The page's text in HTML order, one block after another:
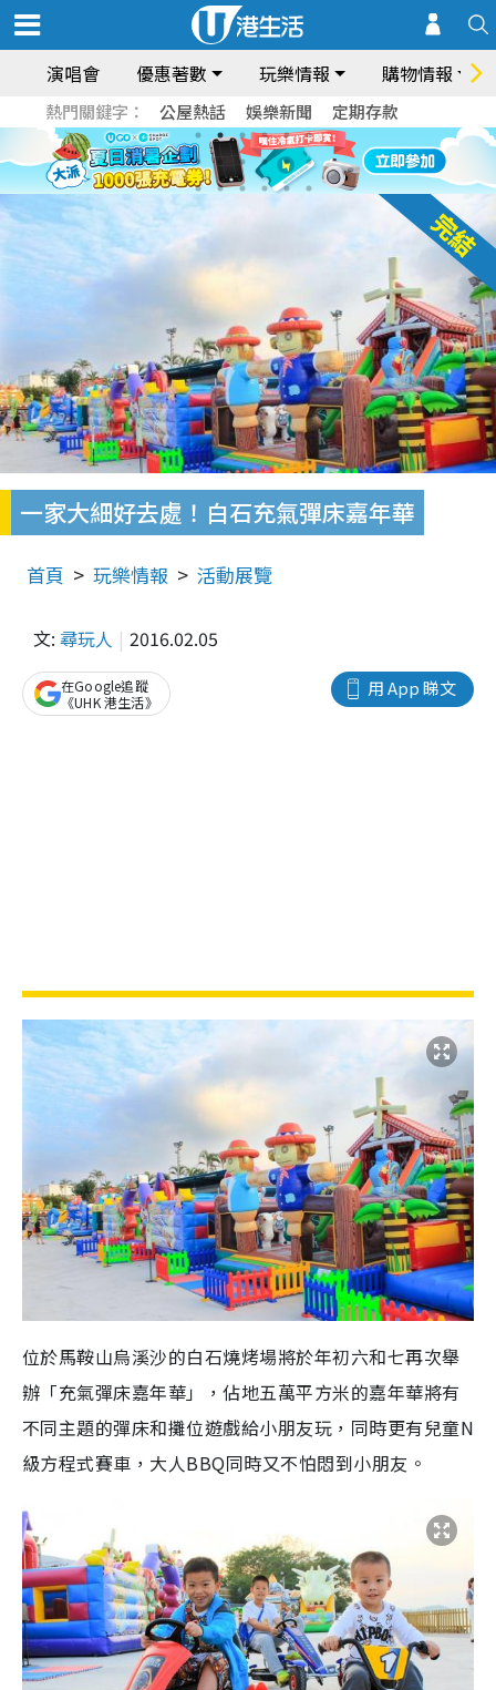
演唱會 優惠著數 玩樂情報 購物情報
熱門關鍵字： 公屋熱話 娛樂新聞 定期存款
一家大細好去處！白石充氣彈床嘉年華
首頁 玩樂情報 活動展覽
文: 尋玩人 2016.02.05
用 App 睇文
在Google追蹤
《UHK 港生活》
位於馬鞍山烏溪沙的白石燒烤場將於年初六和七再次舉
辦「充氣彈床嘉年華」，佔地五萬平方米的嘉年華將有
不同主題的彈床和攤位遊戲給小朋友玩，同時更有兒童N
級方程式賽車，大人BBQ同時又不怕悶到小朋友。